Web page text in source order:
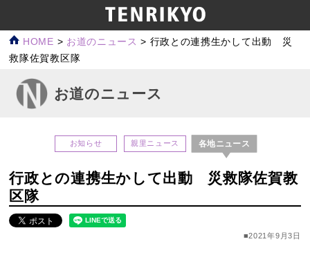
HOME > お道のニュース > 行政との連携生かして出動 災
救隊佐賀教区隊
お道のニュース
お知らせ 親里ニュース 各地ニュース
行政との連携生かして出動 災救隊佐賀教
区隊
■2021年9月3日